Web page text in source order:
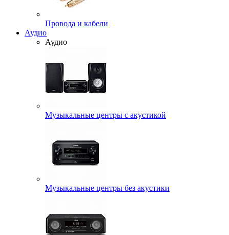
Провода и кабели
Аудио
Аудио
Музыкальные центры с акустикой
Музыкальные центры без акустики